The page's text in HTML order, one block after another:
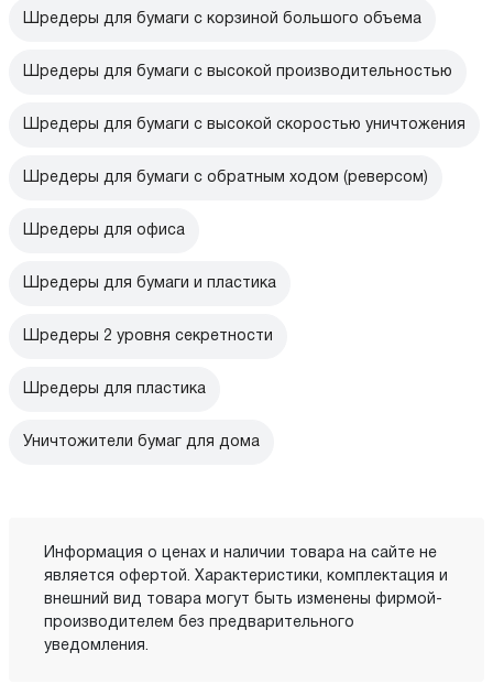
Шредеры для бумаги с корзиной большого объема
Шредеры для бумаги с высокой производительностью
Шредеры для бумаги с высокой скоростью уничтожения
Шредеры для бумаги с обратным ходом (реверсом)
Шредеры для офиса
Шредеры для бумаги и пластика
Шредеры 2 уровня секретности
Шредеры для пластика
Уничтожители бумаг для дома
Информация о ценах и наличии товара на сайте не
является офертой. Характеристики, комплектация и
внешний вид товара могут быть изменены фирмой-
производителем без предварительного
уведомления.